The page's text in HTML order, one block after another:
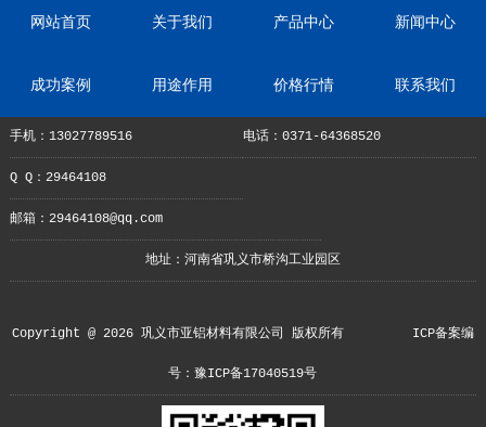
网站首页 关于我们 产品中心 新闻中心
成功案例 用途作用 价格行情 联系我们
手机：13027789516 电话：0371-64368520
Q Q：29464108
邮箱：29464108@qq.com
地址：河南省巩义市桥沟工业园区
Copyright @ 2026 巩义市亚铝材料有限公司 版权所有 ICP备案编
号：豫ICP备17040519号